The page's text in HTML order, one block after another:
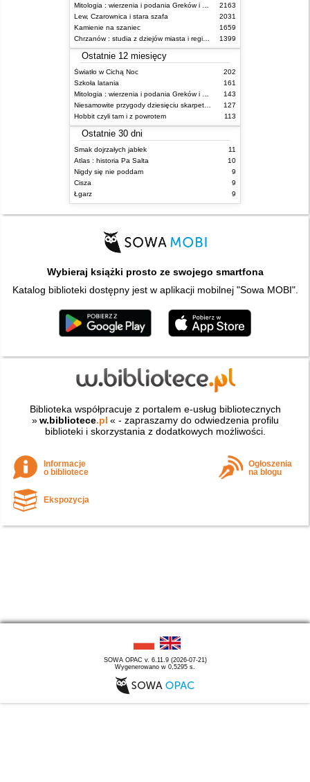
2163
Lew, Czarownica i stara szafa
2031
Kamienie na szaniec
1659
1399
Ostatnie 12 miesięcy
Światło w Cichą Noc
202
Szkoła latania
161
143
127
Hobbit czyli tam i z powrotem
113
Ostatnie 30 dni
Smak dojrzałych jabłek
11
Atlas : historia Pa Salta
10
Nigdy się nie poddam
9
Cisza
9
Łgarz
9
Wybieraj książki prosto ze swojego smartfona
Katalog biblioteki dostępny jest w aplikacji mobilnej "Sowa MOBI".
Biblioteka współpracuje z portalem e-usług bibliotecznych
» w.bibliotece.pl « - zapraszamy do odwiedzenia profilu
biblioteki i skorzystania z dodatkowych możliwości.
Informacje
o bibliotece
Ogłoszenia
na blogu
Ekspozycja
SOWA OPAC v. 6.11.9 (2026-07-21)
Wygenerowano w 0,5295 s.